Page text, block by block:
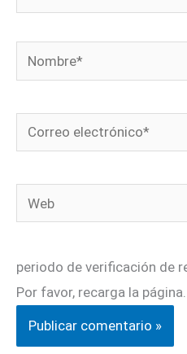
Nombre*
Correo
electrónico*
Web
periodo de verificación de
Por favor, recarga la página.